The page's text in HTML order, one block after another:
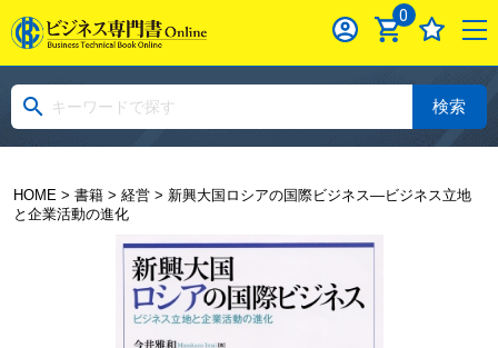
0
検索
HOME> 書籍> 経営> 新興大国ロシアの国際ビジネス―ビジネス立地
と企業活動の進化